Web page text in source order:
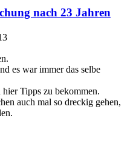
nach 23 Jahren
es war immer das selbe
Tipps zu bekommen.
auch mal so dreckig gehen,